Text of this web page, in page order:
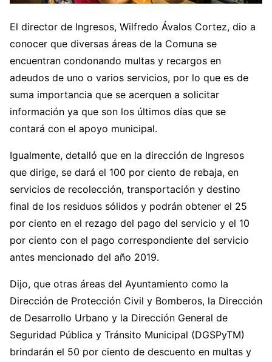
El director de Ingresos, Wilfredo Ávalos Cortez, dio a
conocer que diversas áreas de la Comuna se
encuentran condonando multas y recargos en
adeudos de uno o varios servicios, por lo que es de
suma importancia que se acerquen a solicitar
información ya que son los últimos días que se
contará con el apoyo municipal.
Igualmente, detalló que en la dirección de Ingresos
que dirige, se dará el 100 por ciento de rebaja, en
servicios de recolección, transportación y destino
final de los residuos sólidos y podrán obtener el 25
por ciento en el rezago del pago del servicio y el 10
por ciento con el pago correspondiente del servicio
antes mencionado del año 2019.
Dijo, que otras áreas del Ayuntamiento como la
Dirección de Protección Civil y Bomberos, la Dirección
de Desarrollo Urbano y la Dirección General de
Seguridad Pública y Tránsito Municipal (DGSPyTM)
brindarán el 50 por ciento de descuento en multas y